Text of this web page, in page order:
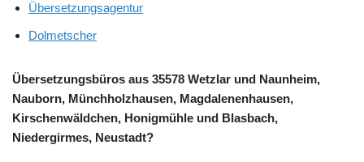
Übersetzungsagentur
Dolmetscher
Übersetzungsbüros aus 35578 Wetzlar und Naunheim,
Nauborn, Münchholzhausen, Magdalenenhausen,
Kirschenwäldchen, Honigmühle und Blasbach,
Niedergirmes, Neustadt?